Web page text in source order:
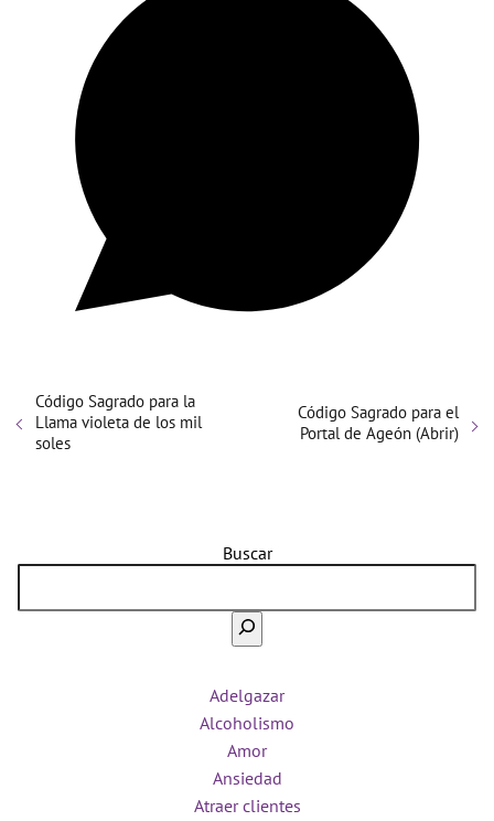
Código Sagrado para la
Llama violeta de los mil
soles
Código Sagrado para el
Portal de Ageón (Abrir)
Buscar
Adelgazar
Alcoholismo
Amor
Ansiedad
Atraer clientes